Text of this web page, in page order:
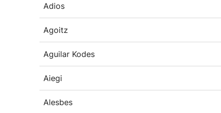
Adios
Agoitz
Aguilar Kodes
Aiegi
Alesbes